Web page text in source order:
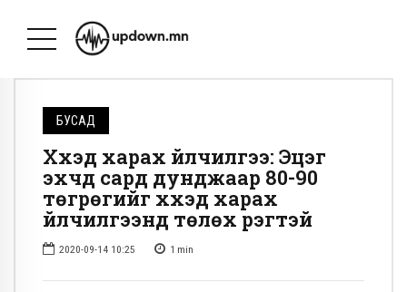
БУСАД
Хүүхэд харах үйлчилгээ: Эцэг
эхчүүд сард дунджаар 80-90
төгрөгийг хүүхэд харах
үйлчилгээнд төлөх үүрэгтэй
2020-09-14 10:25 1 min